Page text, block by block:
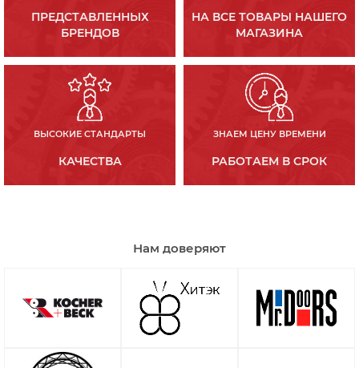
ПРЕДСТАВЛЕННЫХ
БРЕНДОВ
НА ВСЕ ТОВАРЫ НАШЕГО
МАГАЗИНА
ВЫСОКИЕ СТАНДАРТЫ
КАЧЕСТВА
ЗНАЕМ ЦЕНУ ВРЕМЕНИ
РАБОТАЕМ В СРОК
Нам доверяют